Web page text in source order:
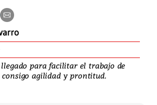
llegado para facilitar el trabajo de
agilidad y prontitud.